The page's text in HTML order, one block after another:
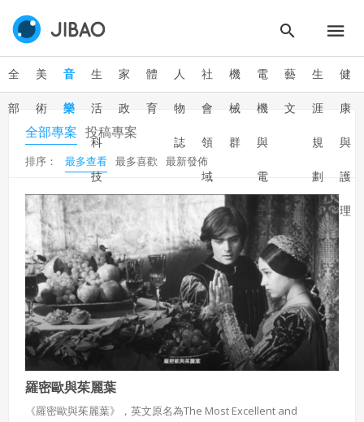
全
部
美
術
音
樂
生
活
科
技
家
政
體
育
人
物
誌
社
會
領
域
機
械
群
電
機
與
電
子
群
藝
文
生
涯
規
劃
健
康
與
護
理
全部專案 投稿專案
排序： 最多查看 最多喜歡 最新發佈
羅密歐與茱麗葉
《羅密歐與茱麗葉》，英文原名為The Most Excellent and